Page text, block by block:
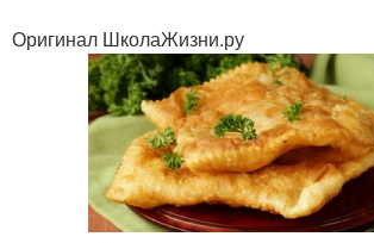
Оригинал ШколаЖизни.ру